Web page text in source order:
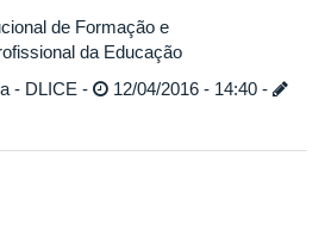
de Formação e
da Educação
- DLICE -
12/04/2016 - 14:40 -